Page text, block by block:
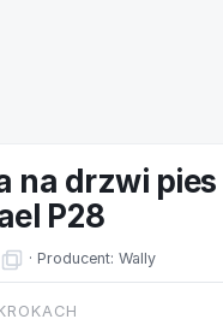
na drzwi pies
P28
· Producent: Wally